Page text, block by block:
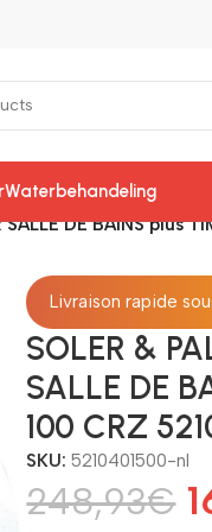
Waterbehandeling
SALLE DE BAINS plus
Livraison rapide
SOLER &
SALLE DE
100 CRZ
SKU:5210401500-nl
248,93€